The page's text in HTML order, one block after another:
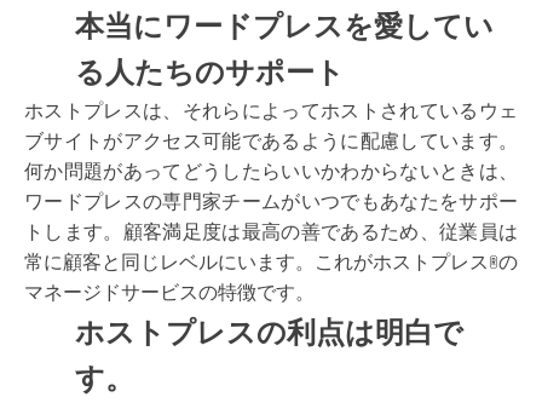
本当にワードプレスを愛してい
る人たちのサポート
ホストプレスは、それらによってホストされているウェ
ブサイトがアクセス可能であるように配慮しています。
何か問題があってどうしたらいいかわからないときは、
ワードプレスの専門家チームがいつでもあなたをサポー
トします。顧客満足度は最高の善であるため、従業員は
常に顧客と同じレベルにいます。これがホストプレス®の
マネージドサービスの特徴です。
ホストプレスの利点は明白で
す。